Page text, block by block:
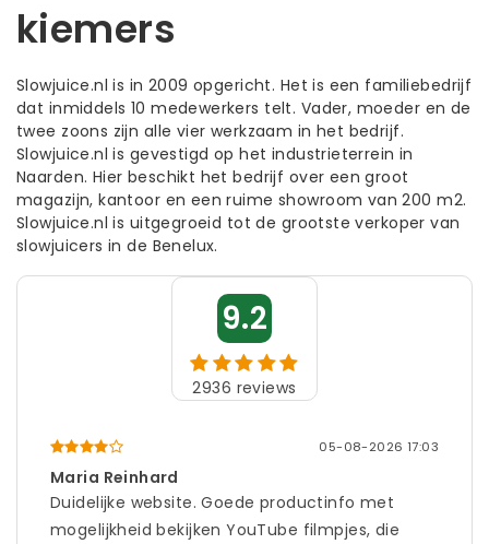
kiemers
Slowjuice.nl is in 2009 opgericht. Het is een familiebedrijf
dat inmiddels 10 medewerkers telt. Vader, moeder en de
twee zoons zijn alle vier werkzaam in het bedrijf.
Slowjuice.nl is gevestigd op het industrieterrein in
Naarden. Hier beschikt het bedrijf over een groot
magazijn, kantoor en een ruime showroom van 200 m2.
Slowjuice.nl is uitgegroeid tot de grootste verkoper van
slowjuicers in de Benelux.
9.2
2936 reviews
05-08-2026 17:03
Maria Reinhard
Duidelijke website. Goede productinfo met
mogelijkheid bekijken YouTube filmpjes, die